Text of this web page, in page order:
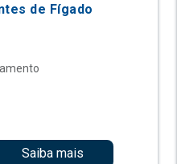
de Fígado
Saiba mais